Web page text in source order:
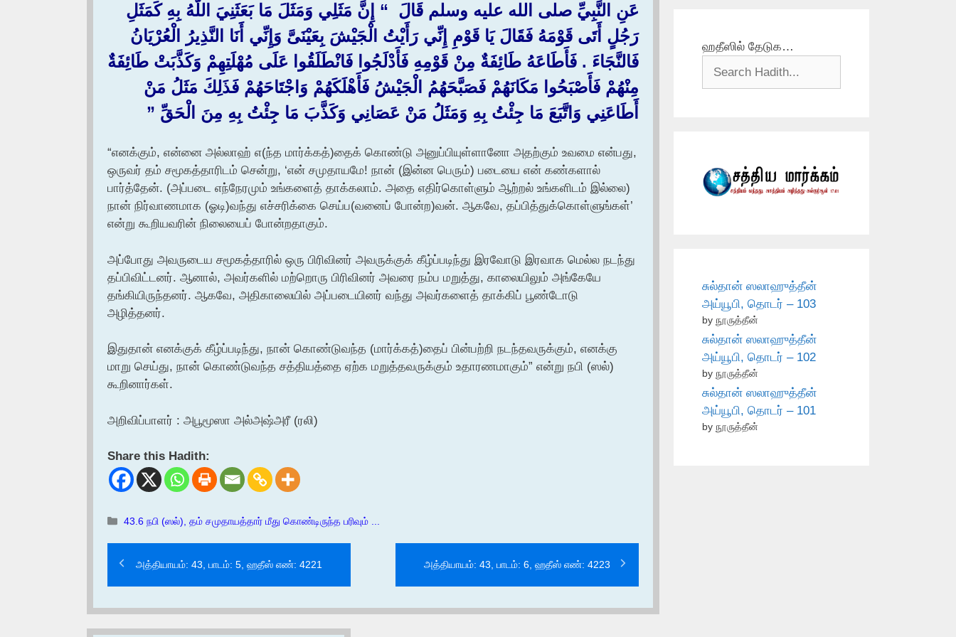
عَنِ النَّبِيِّ صلى الله عليه وسلم قَالَ ‏ “‏ إِنَّ مَثَلِي وَمَثَلَ مَا بَعَثَنِيَ اللَّهُ بِهِ كَمَثَلِ
رَجُلٍ أَتَى قَوْمَهُ فَقَالَ يَا قَوْمِ إِنِّي رَأَيْتُ الْجَيْشَ بِعَيْنَىَّ وَإِنِّي أَنَا النَّذِيرُ الْعُرْيَانُ
فَالنَّجَاءَ ‏.‏ فَأَطَاعَهُ طَائِفَةٌ مِنْ قَوْمِهِ فَأَدْلَجُوا فَانْطَلَقُوا عَلَى مُهْلَتِهِمْ وَكَذَّبَتْ طَائِفَةٌ
مِنْهُمْ فَأَصْبَحُوا مَكَانَهُمْ فَصَبَّحَهُمُ الْجَيْشُ فَأَهْلَكَهُمْ وَاجْتَاحَهُمْ فَذَلِكَ مَثَلُ مَنْ
أَطَاعَنِي وَاتَّبَعَ مَا جِئْتُ بِهِ وَمَثَلُ مَنْ عَصَانِي وَكَذَّبَ مَا جِئْتُ بِهِ مِنَ الْحَقِّ ‏”‏‏
“எனக்கும், என்னை அல்லாஹ் எ(ந்த மார்க்கத்)தைக் கொண்டு அனுப்பியுள்ளானோ அதற்கும் உவமை என்பது,
ஒருவர் தம் சமூகத்தாரிடம் சென்று, ‘என் சமுதாயமே! நான் (இன்ன பெரும்) படையை என் கண்களால்
பார்த்தேன். (அப்படை எந்நேரமும் உங்களைத் தாக்கலாம். அதை எதிர்கொள்ளும் ஆற்றல் உங்களிடம் இல்லை)
நான் நிர்வாணமாக (ஓடி)வந்து எச்சரிக்கை செய்ப(வனைப் போன்ற)வன். ஆகவே, தப்பித்துக்கொள்ளுங்கள்’
என்று கூறியவரின் நிலையைப் போன்றதாகும்.
அப்போது அவருடைய சமூகத்தாரில் ஒரு பிரிவினர் அவருக்குக் கீழ்ப்படிந்து இரவோடு இரவாக மெல்ல நடந்து
தப்பிவிட்டனர். ஆனால், அவர்களில் மற்றொரு பிரிவினர் அவரை நம்ப மறுத்து, காலையிலும் அங்கேயே
தங்கியிருந்தனர். ஆகவே, அதிகாலையில் அப்படையினர் வந்து அவர்களைத் தாக்கிப் பூண்டோடு
அழித்தனர்.
இதுதான் எனக்குக் கீழ்ப்படிந்து, நான் கொண்டுவந்த (மார்க்கத்)தைப் பின்பற்றி நடந்தவருக்கும், எனக்கு
மாறு செய்து, நான் கொண்டுவந்த சத்தியத்தை ஏற்க மறுத்தவருக்கும் உதாரணமாகும்” என்று நபி (ஸல்)
கூறினார்கள்.
அறிவிப்பாளர் : அபூமூஸா அல்அஷ்அரீ (ரலி)
Share this Hadith:
Categories
43.6 நபி (ஸல்), தம் சமுதாயத்தார் மீது கொண்டிருந்த பரிவும் ...
அத்தியாயம்: 43, பாடம்: 5, ஹதீஸ் எண்: 4221 அத்தியாயம்: 43, பாடம்: 6, ஹதீஸ் எண்: 4223
ஹதீஸில் தேடுக…
சுல்தான் ஸலாஹுத்தீன்
அய்யூபி, தொடர் – 103
by நூருத்தீன்
சுல்தான் ஸலாஹுத்தீன்
அய்யூபி, தொடர் – 102
by நூருத்தீன்
சுல்தான் ஸலாஹுத்தீன்
அய்யூபி, தொடர் – 101
by நூருத்தீன்